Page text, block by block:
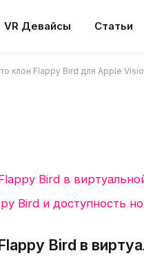
VR Девайсы Статьи
клон Flappy Bird для Apple
Комментариев нет
Bird в
Bird и доступность
Bird в